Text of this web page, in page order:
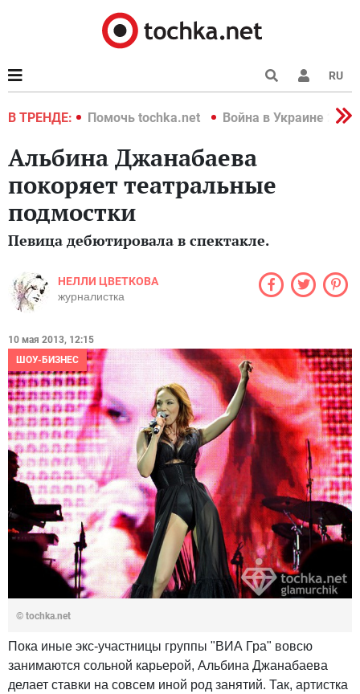
RU
В ТРЕНДЕ:
2022 Помочь tochka.net Война в Украине 2022
Альбина Джанабаева
покоряет театральные
подмостки
Певица дебютировала в спектакле.
НЕЛЛИ ЦВЕТКОВА
журналистка
10 мая 2013, 12:15
ШОУ-БИЗНЕС
© tochka.net
Пока иные экс-участницы группы "ВИА Гра" вовсю
занимаются сольной карьерой, Альбина Джанабаева
делает ставки на совсем иной род занятий. Так, артистка